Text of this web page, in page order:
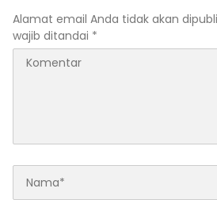
Alamat email Anda tidak akan
wajib ditandai *